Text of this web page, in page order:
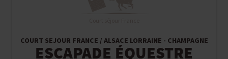
COURT SEJOUR FRANCE / ALSACE LORRAINE - CHAMPAGNE
ESCAPADE ÉQUESTRE